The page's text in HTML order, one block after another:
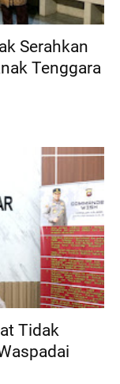
Serahkan
Tenggara
Tidak